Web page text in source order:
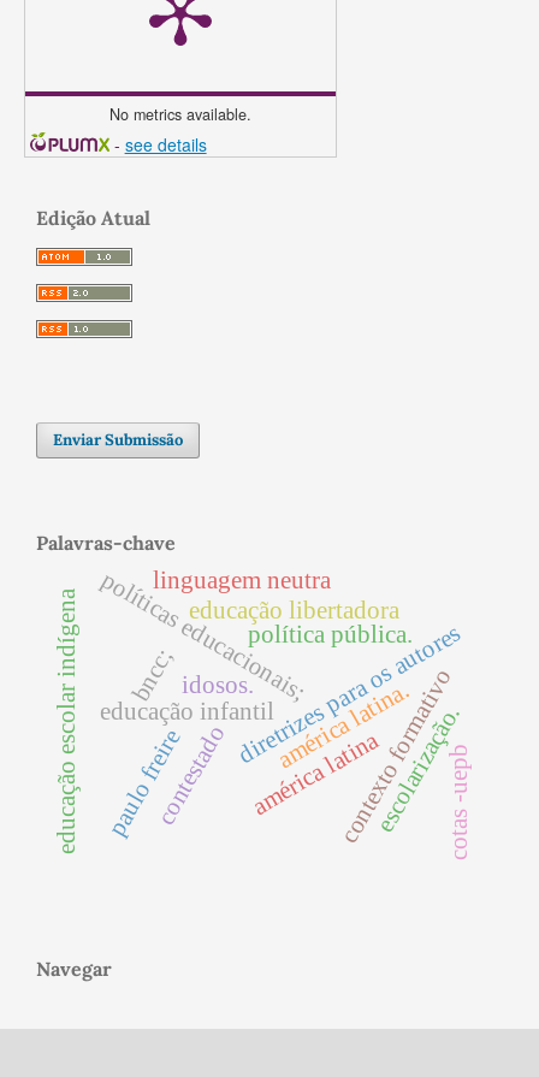
No metrics available.
- see details
Edição Atual
Enviar Submissão
Palavras-chave
educação infantil
políticas educacionais;diretrizes para os autores
política pública.
américa latina.
contexto formativo
bncc;
contestado
paulo freire
educação libertadora
escolarização.
linguagem neutra
cotas -uepb
américa latina
idosos.
educação escolar indígena
Navegar